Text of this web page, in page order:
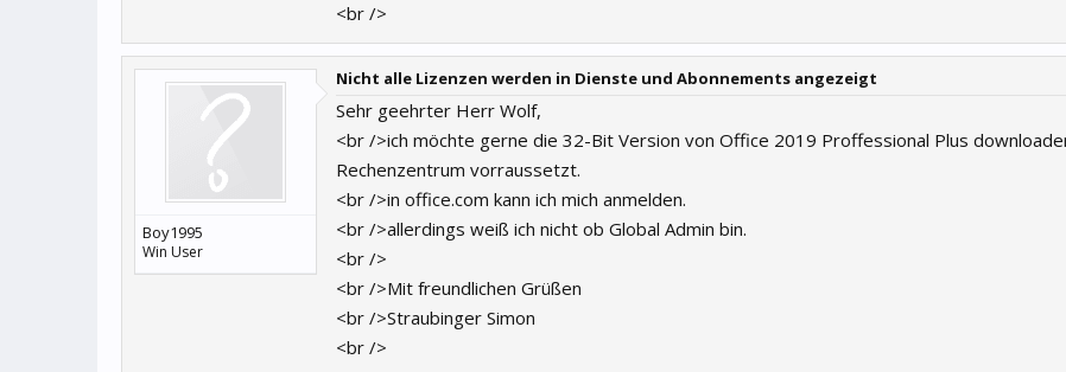
<br />
Boy1995
Win User
Nicht alle Lizenzen werden in Dienste und Abonnements angezeigt
Sehr geehrter Herr Wolf,
<br />ich möchte gerne die 32-Bit Version von Office 2019 Proffessional Plus
Rechenzentrum vorraussetzt.
<br />in office.com kann ich mich anmelden.
<br />allerdings weiß ich nicht ob Global Admin bin.
<br />
<br />Mit freundlichen Grüßen
<br />Straubinger Simon
<br />